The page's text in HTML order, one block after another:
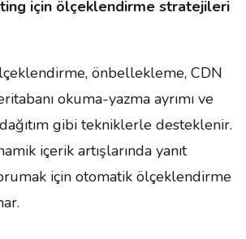
için ölçeklendirme stratejileri
önbellekleme, CDN
okuma-yazma ayrımı ve
gibi tekniklerle desteklenir.
içerik artışlarında yanıt
için otomatik ölçeklendirme